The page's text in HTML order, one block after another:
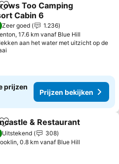
Toevoegen aan favorieten
Too Camping
Cabin 6
bekijken
Zeer goed
1.236
17.6 km vanaf Blue Hill
aan het water met uitzicht op de
prijzen
Prijzen bekijken
Toevoegen aan favorieten
& Restaurant
Uitstekend
308
0.8 km vanaf Blue Hill